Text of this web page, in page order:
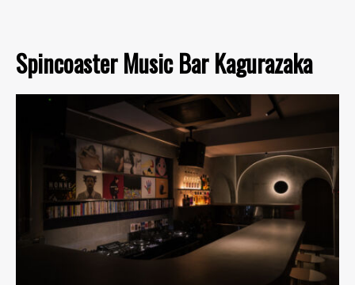
Spincoaster Music Bar Kagurazaka